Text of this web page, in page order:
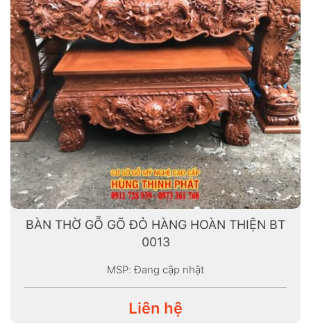
BÀN THỜ GỖ GÕ ĐỎ HÀNG HOÀN THIỆN BT
0013
MSP: Đang cập nhật
Liên hệ